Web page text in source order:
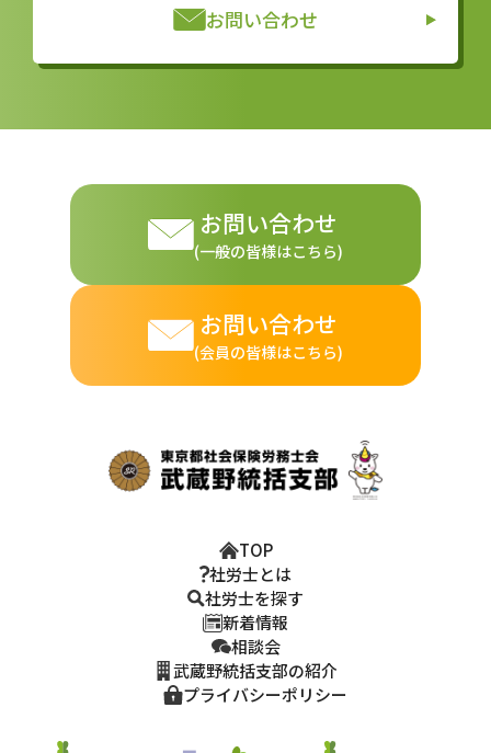
お問い合わせ
お問い合わせ
(一般の皆様はこちら)
お問い合わせ
(会員の皆様はこちら)
TOP
社労士とは
社労士を探す
新着情報
相談会
武蔵野統括支部の紹介
プライバシーポリシー